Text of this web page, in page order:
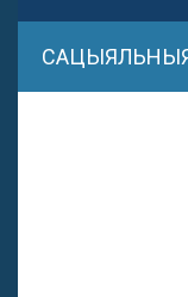
САЦЫЯЛЬНЫЯ